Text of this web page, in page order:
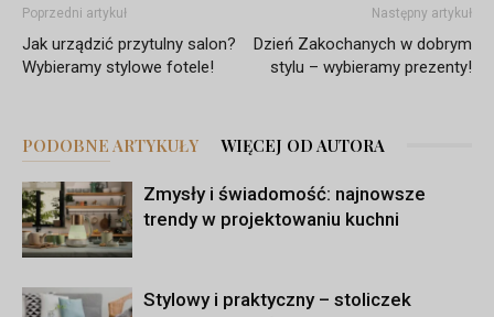
Poprzedni artykuł
Jak urządzić przytulny salon?
Wybieramy stylowe fotele!
Następny artykuł
Dzień Zakochanych w dobrym
stylu – wybieramy prezenty!
PODOBNE ARTYKUŁY WIĘCEJ OD AUTORA
Zmysły i świadomość: najnowsze
trendy w projektowaniu kuchni
Stylowy i praktyczny – stoliczek